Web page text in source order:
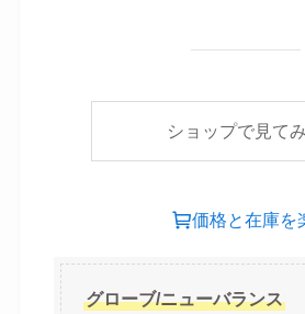
ショップで見て
価格と在庫を
グローブ/ニューバランス